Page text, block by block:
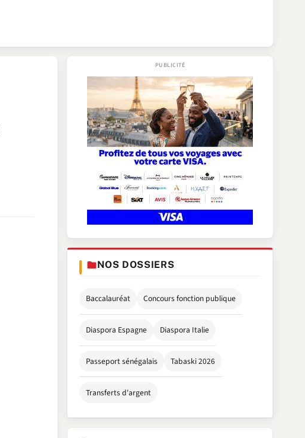
NOS DOSSIERS
Baccalauréat Concours fonction publique
Diaspora Espagne Diaspora Italie
Passeport sénégalais Tabaski 2026
Transferts d'argent